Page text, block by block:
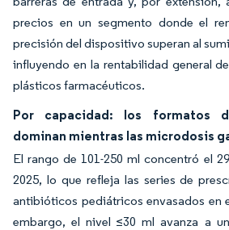
precios en un segmento donde el
precisión del dispositivo superan al
influyendo en la rentabilidad general
plásticos farmacéuticos.
Por capacidad: los formatos
dominan mientras las microdosis
El rango de 101-250 ml concentró el
2025, lo que refleja las series de
antibióticos pediátricos envasados en
embargo, el nivel ≤30 ml avanza a